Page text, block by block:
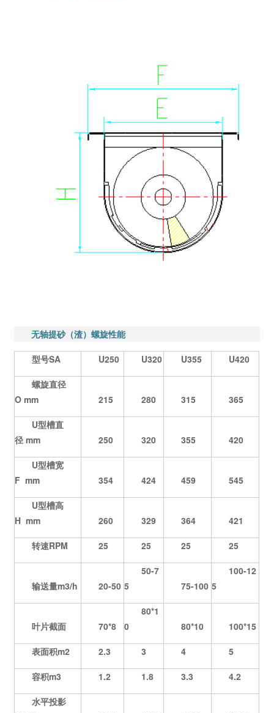
无轴提砂（渣）螺旋性能
型号SA U250 U320 U355 U420
螺旋直径
O mm
215 280 315 365
U型槽直
径 mm
250 320 355 420
U型槽宽
F mm
354 424 459 545
U型槽高
H mm
260 329 364 421
转速RPM 25 25 25 25
输送量m3/h 20-50
50-7
5
75-100
100-12
5
叶片截面 70*8
80*1
0
80*10 100*15
表面积m2 2.3 3 4 5
容积m3 1.2 1.8 3.3 4.2
水平投影